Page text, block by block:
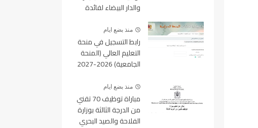
والدار البيضاء لفائدة
والتقنيين
منذ بضع ايام
رابط التسجيل في منحة
التعليم العالي (المنحة
الجامعية) 2026-2027
منذ بضع ايام
مباراة توظيف 70 تقني
من الدرجة الثالثة بوزارة
الفلاحة والصيد البحري